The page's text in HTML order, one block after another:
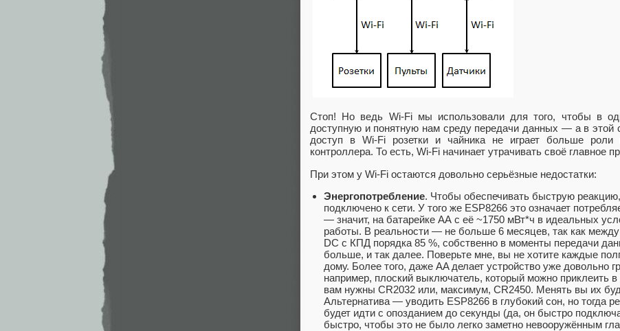
Стоп! Но ведь Wi-Fi мы использовали для того, чтобы в
доступную и понятную нам среду передачи данных — а в этой
доступ в Wi-Fi розетки и чайника не играет больше роли
контроллера. То есть, Wi-Fi начинает утрачивать своё главное
При этом у Wi-Fi остаются довольно серьёзные недостатки:
Энергопотребление. Чтобы обеспечивать быструю
подключено к сети. У того же ESP8266 это означает
— значит, на батарейке АА с её ~1750 мВт*ч в идеальных
работы. В реальности — не больше 6 месяцев, так как
DC с КПД порядка 85 %, собственно в моменты передачи
больше, и так далее. Поверьте мне, вы не хотите каждые
дому. Более того, даже AA делает устройство уже довольно
например, плоский выключатель, который можно приклеить
вам нужны CR2032 или, максимум, CR2450. Менять вы их
Альтернатива — уводить ESP8266 в глубокий сон, но тогда
будет идти с опозданием до секунды (да, он быстро
быстро, чтобы это не было легко заметно невооружённым